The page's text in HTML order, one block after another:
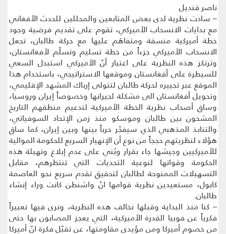
ناصر قنديل
– سادت نظرية لدى بعض المتابعين والمحللين للحدث الأفغاني
مع بدايات الانسحاب الأميركي، تقوم على تقديم فرضية وجود
خطة أميركية منسقة ومتفاهَم عليها مع حركة طالبان، تجعل
الانسحاب الأميركي جزءاً من خطة تسليم وتسلّم لأفغانستان،
وترتكز هذه النظرية على اعتبار أنّ الأميركي استبدل السعي
للسيطرة على أفغانستان وموقعها الاستراتيجي، باستخدام هذا
الموقع عبر تجييره لحركة طالبان لتتولى إرباك المشهد الإقليمي،
وتحويل أفغانستان الى مشكلة لجيرانها وخصوصاً إيران وروسيا،
وساق أصحاب نظرية الخطة الأميركية لتدعيم منطقهم التاريخ
المشحون بين طالبان وموسكو منذ زمن الإتحاد السوفياتي،
والتنابذ المذهبي الذي سيفجّر حرباً بينها وبين إيران، كما ساق
هؤلاء لنظريتهم حججاً من نوع أن الإنهيار السريع للحكومة الموالية
للأميركيين وجيشها جاء بقرار وبُني على عدم إبلاغ وتهيئة هذه
الحكومة وقواتها لنوعية التحديات التي تنتظرهم، مقابل
التسهيلات الممنوحة لطالبان لتحقيق تقدم سريع نحو العاصمة
كابول، مستعيدين نظرية قوامها انّ واشنطن كانت وراء إنشاء
طالبان.
– كنا منذ البداية وقبلها نخالف هذه النظرية، ونرى فيها تعبيراً
فكرياً عن فوبيا القدرة الأميركية، التي يعجز المصابون بها حتى
من خصوم أميركا ومن مؤيدي مقاومتها، عن تقبّل فكرة انّ أميركا